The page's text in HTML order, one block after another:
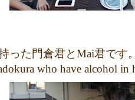
った門倉君とMai君です
who have alcohol in